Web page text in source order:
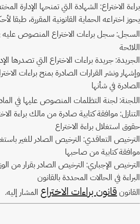
براءة الاختراع: الشهادة التي تمنحها الإدارة
يحوز اختراعه الحماية القانونية المقررة، طبقا
السجل: سجل براءات الاختراع المنصوص عليه
اللائحة
الجريدة: جريدة براءات الاختراع التي تصدرها
وإشهار ونشر القرارات الصادرة بمنح براءات
الصادرة في شأنها
اللجنة: لجنة التظلمات المنصوص عليها في
التنازل: موافقة كتابية صادرة من مالك براءة
حقوق استغلال براءة الاختراع
الترخيص التعاقدي: الترخيص الصادر للغير
موافقة كتابية من صاحبها
الترخيص الإجباري: الترخيص الصادر بقرار من
البراءة في الحالات المحددة بالقانون
القانونقانون براءات الاختراع المشار إليه.